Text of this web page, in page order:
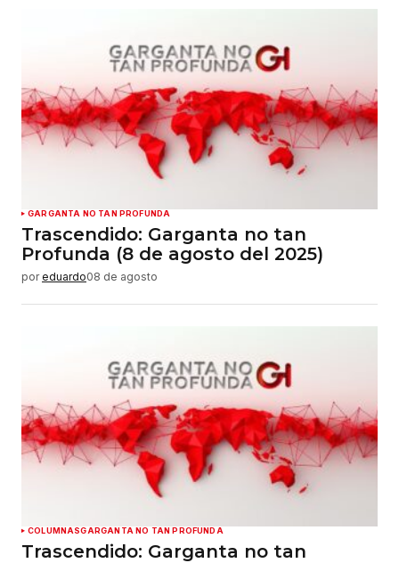
GARGANTA NO TAN PROFUNDA
Trascendido: Garganta no tan
Profunda (8 de agosto del 2025)
por eduardo08 de agosto
COLUMNASGARGANTA NO TAN PROFUNDA
Trascendido: Garganta no tan